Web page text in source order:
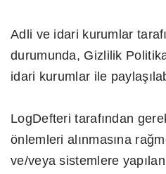
Adli ve idari kurumlar
durumunda, Gizlilik
idari kurumlar ile
LogDefteri tarafından
önlemleri alınmasına
ve/veya sistemlere